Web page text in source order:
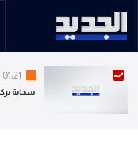
01:21
سحابة بركانية..